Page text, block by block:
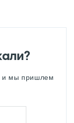
и мы пришлем